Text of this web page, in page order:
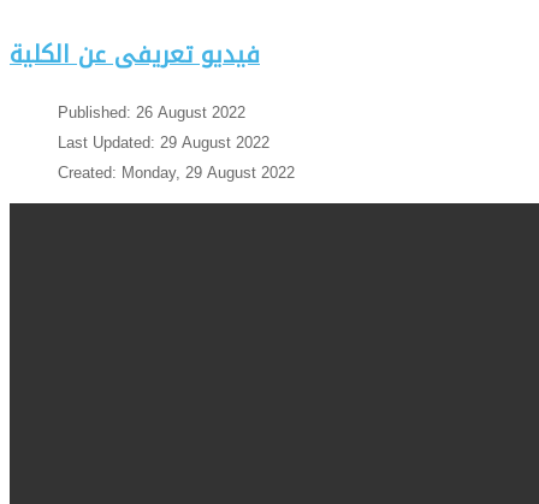
فيديو تعريفى عن الكلية
Published: 26 August 2022
Last Updated: 29 August 2022
Created: Monday, 29 August 2022